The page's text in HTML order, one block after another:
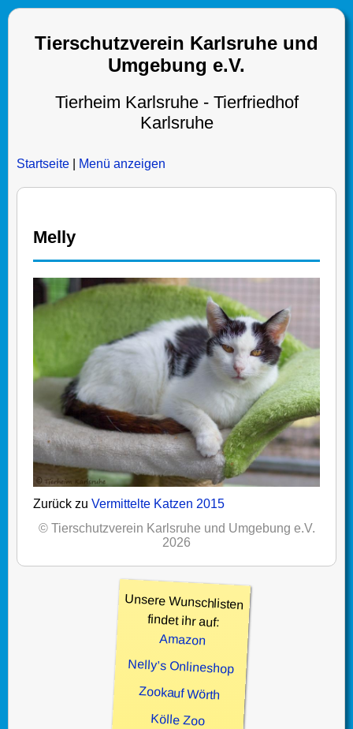
Tierschutzverein Karlsruhe und
Umgebung e.V.
Tierheim Karlsruhe - Tierfriedhof
Karlsruhe
Startseite Menü anzeigen
Melly
Zurück zu Vermittelte Katzen 2015
© Tierschutzverein Karlsruhe und Umgebung e.V.
2026
Unsere Wunschlisten
findet ihr auf:
Amazon
Nelly’s Onlineshop
Zookauf Wörth
Kölle Zoo